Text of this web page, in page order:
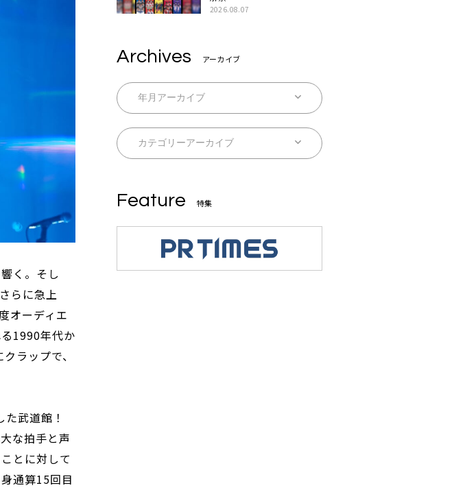
く。そし
らに急上
オーディエ
1990年代か
ラップで、
武道館！
な拍手と声
とに対して
通算15回目
2026.08.07
Archives アーカイブ
Feature 特集